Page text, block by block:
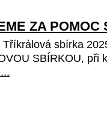
ZA
Tříkrálová sbírka
SBÍRKOU, při